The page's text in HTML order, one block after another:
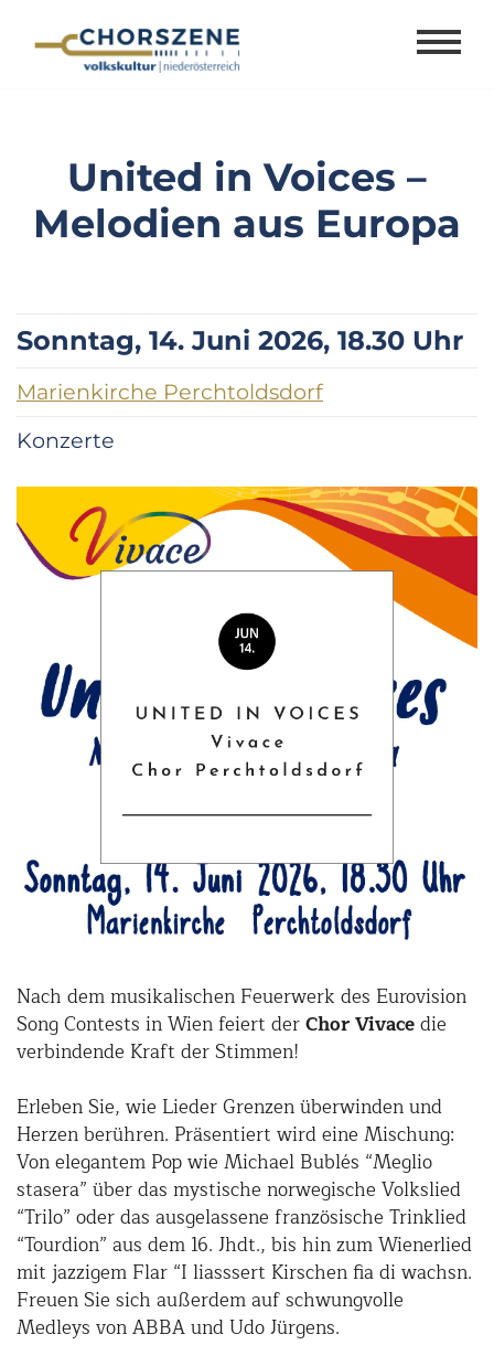
United in Voices –
Melodien aus Europa
Sonntag, 14. Juni 2026, 18.30 Uhr
Marienkirche Perchtoldsdorf
Konzerte
Nach dem musikalischen Feuerwerk des Eurovision
Song Contests in Wien feiert derChor Vivacedie
verbindende Kraft der Stimmen!
Erleben Sie, wie Lieder Grenzen überwinden und
Herzen berühren. Präsentiert wird eine Mischung:
Von elegantem Pop wie Michael Bublés “Meglio
stasera” über das mystische norwegische Volkslied
“Trilo” oder das ausgelassene französische Trinklied
“Tourdion” aus dem 16. Jhdt., bis hin zum Wienerlied
mit jazzigem Flar “I liasssert Kirschen fia di wachsn.
Freuen Sie sich außerdem auf schwungvolle
Medleys von ABBA und Udo Jürgens.